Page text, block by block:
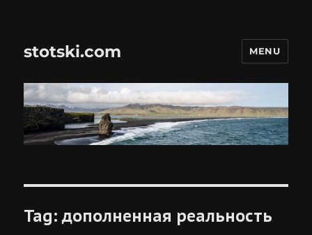
stotski.com MENU
Tag:дополненная реальность